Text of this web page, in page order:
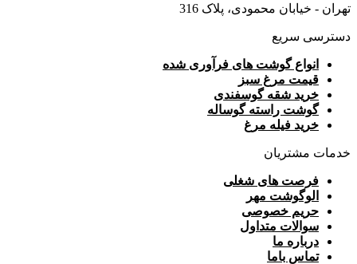
تهران - خیابان محمودی، پلاک 316
دسترسی سریع
انواع گوشت های فرآوری شده
قیمت مرغ سبز
خرید شقه گوسفندی
گوشت راسته گوساله
خرید فیله مرغ
خدمات مشتریان
فرصت های شغلی
الوگوشت مهر
حریم خصوصی
سوالات متداول
درباره ما
تماس باما